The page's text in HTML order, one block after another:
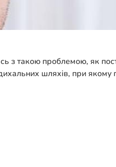
з такою проблемою, як
шляхів, при якому